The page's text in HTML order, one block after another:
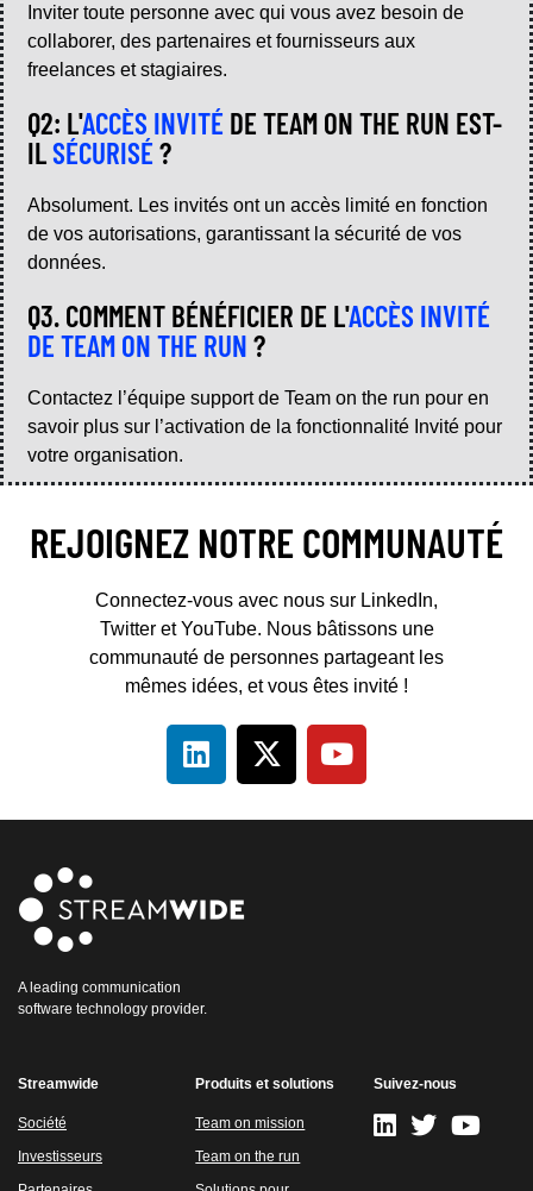
Inviter toute personne avec qui vous avez besoin de
collaborer, des partenaires et fournisseurs aux
freelances et stagiaires.
Q2: L'ACCÈS INVITÉ DE TEAM ON THE RUN EST-
ILSÉCURISÉ ?
Absolument. Les invités ont un accès limité en fonction
de vos autorisations, garantissant la sécurité de vos
données.
Q3. COMMENT BÉNÉFICIER DE L'ACCÈS INVITÉ
DE TEAM ON THE RUN ?
Contactez l’équipe support de Team on the run pour en
savoir plus sur l’activation de la fonctionnalité Invité pour
votre organisation.
REJOIGNEZ NOTRE COMMUNAUTÉ
Connectez-vous avec nous sur LinkedIn,
Twitter et YouTube. Nous bâtissons une
communauté de personnes partageant les
mêmes idées, et vous êtes invité !
A leading communication
software technology provider.
Streamwide
Société
Investisseurs
Produits et solutions
Team on mission
Team on the run
Suivez-nous